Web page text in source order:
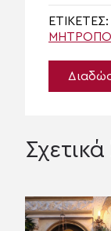
ΕΤΙΚΈΤΕΣ: